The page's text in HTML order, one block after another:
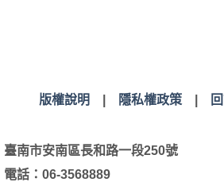
版權說明 隱私權政策|
臺南市安南區長和路一段250號
電話：06-3568889